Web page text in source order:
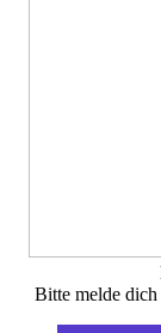
Bitte melde